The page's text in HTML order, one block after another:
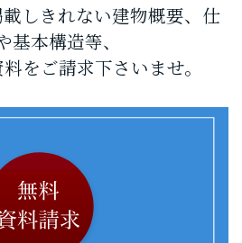
しきれない建物概要、仕
基本構造等、
をご請求下さいませ。